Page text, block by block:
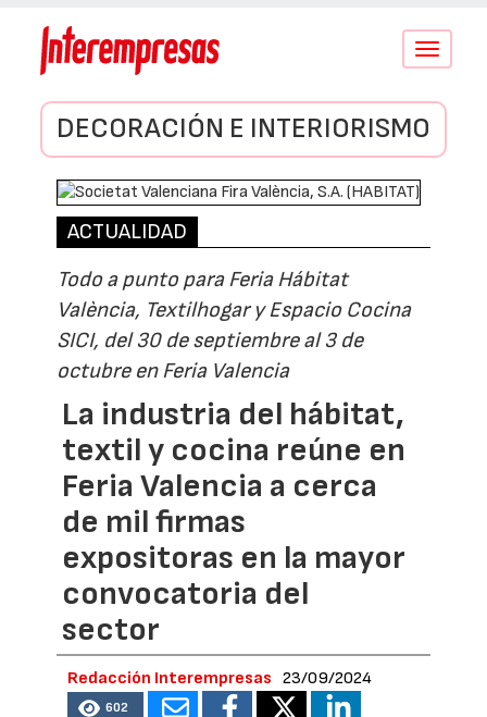
Conmutar
DECORACIÓN E INTERIORISMO
ACTUALIDAD
Todo a punto para Feria Hábitat
València, Textilhogar y Espacio Cocina
SICI, del 30 de septiembre al 3 de
octubre en Feria Valencia
La industria del hábitat,
textil y cocina reúne en
Feria Valencia a cerca
de mil firmas
expositoras en la mayor
convocatoria del
sector
Redacción Interempresas 23/09/2024
602